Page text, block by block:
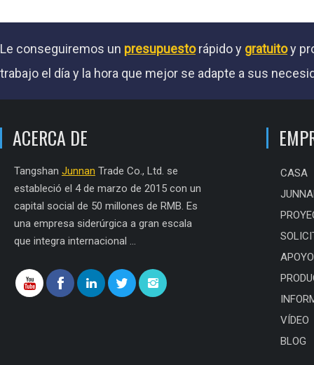
Le conseguiremos un presupuestorápido y gratuitoy
trabajo el día y la hora que mejor se adapte a sus
ACERCA DE
Tangshan Junnan Trade Co., Ltd. se
estableció el 4 de marzo de 2015 con un
capital social de 50 millones de RMB. Es
una empresa siderúrgica a gran escala
que integra internacional ...
CASA
APOYO
VÍDEO
BLOG